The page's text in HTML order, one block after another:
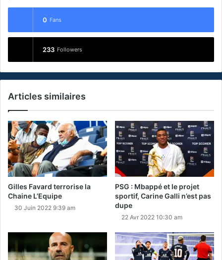
0 Fans
233 Followers
Articles similaires
Gilles Favard terrorise la
Chaine L’Equipe
30 Juin 2022 9:39 am
PSG : Mbappé et le projet
sportif, Carine Galli n’est pas
dupe
22 Avr 2022 10:30 am